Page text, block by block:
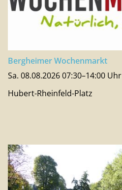
Bergheimer Wochenmarkt
Sa. 08.08.2026 07:30–14:00 Uhr
Hubert-Rheinfeld-Platz